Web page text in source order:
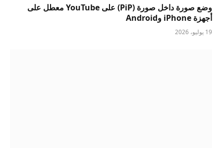
وضع صورة داخل صورة (PiP) على YouTube معطل على
أجهزة iPhone وAndroid
19 يوليو، 2026